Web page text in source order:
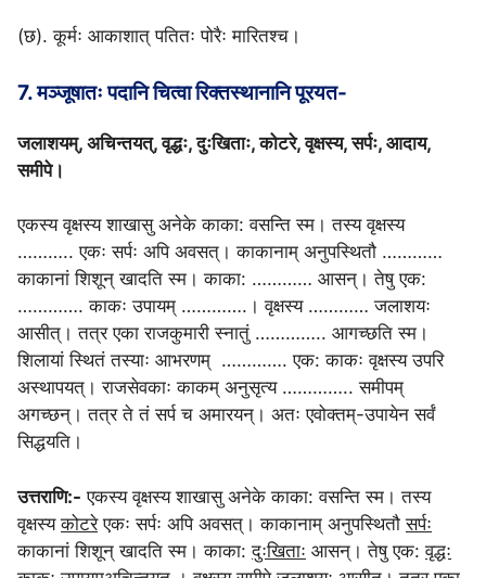
(छ). कूर्मः आकाशात् पतितः पोरैः मारितश्च।
7. मञ्जूषातः पदानि चित्वा रिक्तस्थानानि पूरयत-
जलाशयम्, अचिन्तयत्, वृद्धः, दुःखिताः, कोटरे, वृक्षस्य, सर्पः, आदाय,
समीपे।
एकस्य वृक्षस्य शाखासु अनेके काका: वसन्ति स्म। तस्य वृक्षस्य
……….. एकः सर्पः अपि अवसत्। काकानाम् अनुपस्थितौ …………
काकानां शिशून् खादति स्म। काका: ………… आसन्। तेषु एक:
…………. काकः उपायम् ………….। वृक्षस्य ………… जलाशयः
आसीत्। तत्र एका राजकुमारी स्नातुं ………….. आगच्छति स्म।
शिलायां स्थितं तस्याः आभरणम् …………. एक: काकः वृक्षस्य उपरि
अस्थापयत्। राजसेवकाः काकम् अनुसृत्य ………….. समीपम्
अगच्छन्। तत्र ते तं सर्प च अमारयन्। अतः एवोक्तम्-उपायेन सर्वं
सिद्धयति।
उत्तराणि:- एकस्य वृक्षस्य शाखासु अनेके काका: वसन्ति स्म। तस्य
वृक्षस्यकोटरेएकः सर्पः अपि अवसत्। काकानाम् अनुपस्थितौसर्पः
काकानां शिशून् खादति स्म। काका:दुःखिताः आसन्। तेषु एक:वृद्धः